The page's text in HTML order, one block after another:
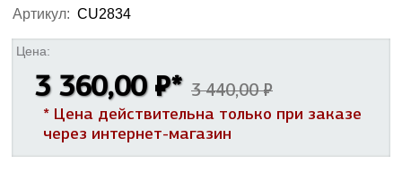
Артикул: CU2834
Цена:
3 360,00 ₽* 3 440,00 ₽
* Цена действительна только при заказе
через интернет-магазин